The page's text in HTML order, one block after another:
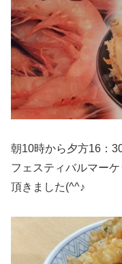
朝10時から夕方16：
フェスティバルマー
頂きました(^^♪